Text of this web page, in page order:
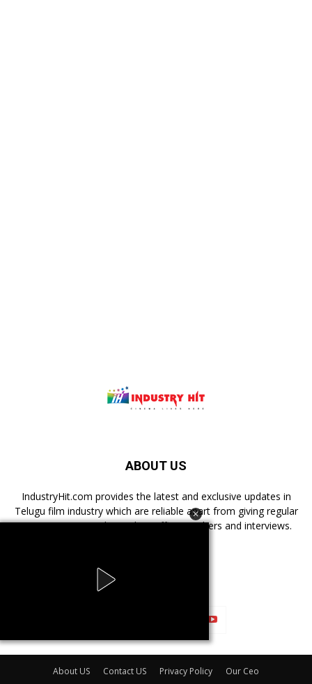
ABOUT US
IndustryHit.com provides the latest and exclusive updates in
Telugu film industry which are reliable apart from giving regular
news, reviews, authentic box office numbers and interviews.
About US Contact US Privacy Policy Our Ceo